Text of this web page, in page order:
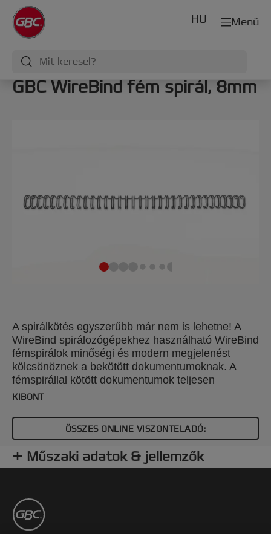
Menü
HU
GBC WireBind fém spirál, 8mm
A spirálkötés egyszerűbb már nem is lehetne! A
WireBind spirálozógépekhez használható WireBind
fémspirálok minőségi és modern megjelenést
kölcsönöznek a bekötött dokumentumoknak. A
fémspirállal kötött dokumentumok teljesen
kihajhatóak a könnyű jegyzetkészítéshez és
hurkos kivitel. Max. 70 laphoz. CsE: 100db.
KIBONT
ÖSSZES ONLINE VISZONTELADÓ:
Műszaki adatok & jellemzők